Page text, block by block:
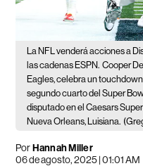
La NFL venderá acciones a
las cadenas ESPN. Cooper
Eagles, celebra un
segundo cuarto del Super
disputado en el Caesars
Nueva Orleans, Luisiana.
PorHannah Miller
06 de agosto, 2025 | 01:01 AM